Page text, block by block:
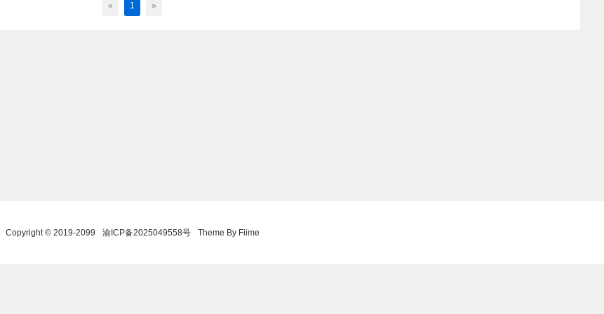
« 1 »
Copyright © 2019-2099 渝ICP备2025049558号 Theme By Fiime